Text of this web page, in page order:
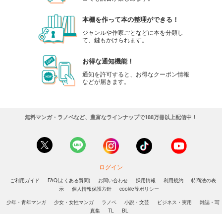
本棚を作って本の整理ができる！
ジャンルや作家ごとなどに本を分類し
て、鍵もかけられます。
お得な通知機能！
通知を許可すると、お得なクーポン情報
などが届きます。
無料マンガ・ラノベなど、豊富なラインナップで188万冊以上配信中！
ログイン
ご利用ガイド FAQ(よくある質問) お問い合わせ 採用情報 利用規約
特商法の表
示
個人情報保護方針
cookie等ポリシー
少年・青年マンガ
少女・女性マンガ ラノベ 小説・文芸 ビジネス・実用
雑誌・写
真集
TL BL